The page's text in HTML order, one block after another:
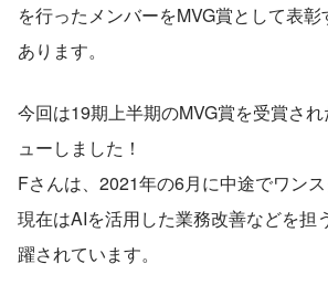
を行ったメンバーをMVG賞として表
あります。
今回は19期上半期のMVG賞を受賞さ
ューしました！
Fさんは、2021年の6月に中途でワンス
現在はAIを活用した業務改善などを担
躍されています。